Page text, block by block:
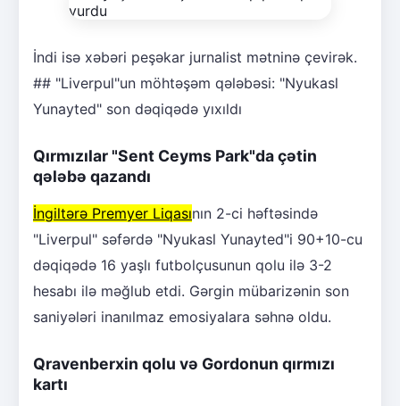
İndi isə xəbəri peşəkar jurnalist mətninə çevirək.
## "Liverpul"un möhtəşəm qələbəsi: "Nyukasl
Yunayted" son dəqiqədə yıxıldı
Qırmızılar "Sent Ceyms Park"da çətin
qələbə qazandı
İngiltərə Premyer Liqasının 2-ci həftəsində
"Liverpul" səfərdə "Nyukasl Yunayted"i 90+10-cu
dəqiqədə 16 yaşlı futbolçusunun qolu ilə 3-2
hesabı ilə məğlub etdi. Gərgin mübarizənin son
saniyələri inanılmaz emosiyalara səhnə oldu.
Qravenberxin qolu və Gordonun qırmızı
kartı